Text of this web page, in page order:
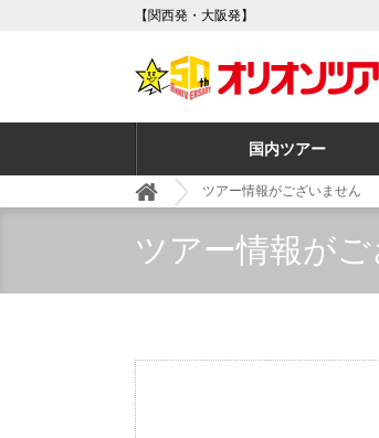
【関西発・大阪発】
国内ツアー
ツアー情報がございません
ツアー情報が